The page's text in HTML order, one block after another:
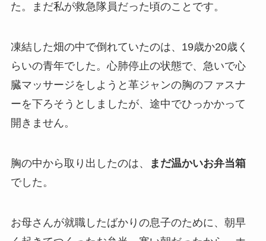
た。まだ私が救急隊員だった頃のことです。
凍結した畑の中で倒れていたのは、19歳か20歳く
らいの青年でした。心肺停止の状態で、急いで心
臓マッサージをしようと革ジャンの胸のファスナ
ーを下ろそうとしましたが、途中でひっかかって
開きません。
胸の中から取り出したのは、
まだ温かいお弁当箱
でした。
お母さんが就職したばかりの息子のために、朝早